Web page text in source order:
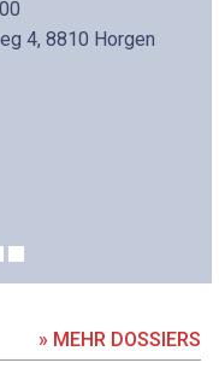
4, 8810 Horgen
» MEHR DOSSIERS